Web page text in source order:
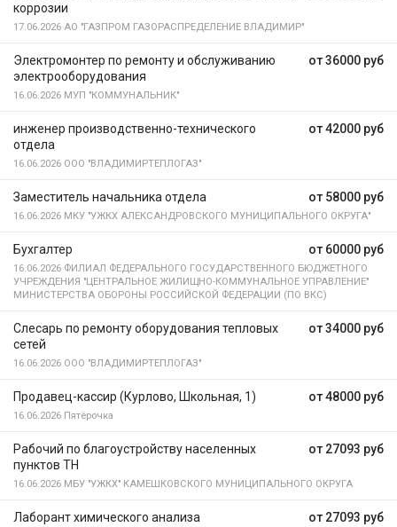
коррозии
17.06.2026 АО "ГАЗПРОМ ГАЗОРАСПРЕДЕЛЕНИЕ ВЛАДИМИР"
от 36000 руб
Электромонтер по ремонту и обслуживанию
электрооборудования
16.06.2026 МУП "КОММУНАЛЬНИК"
от 42000 руб
инженер производственно-технического
отдела
16.06.2026 ООО "ВЛАДИМИРТЕПЛОГАЗ"
от 58000 руб
Заместитель начальника отдела
16.06.2026 МКУ "УЖКХ АЛЕКСАНДРОВСКОГО МУНИЦИПАЛЬНОГО ОКРУГА"
от 60000 руб
Бухгалтер
16.06.2026 ФИЛИАЛ ФЕДЕРАЛЬНОГО ГОСУДАРСТВЕННОГО БЮДЖЕТНОГО
УЧРЕЖДЕНИЯ "ЦЕНТРАЛЬНОЕ ЖИЛИЩНО-КОММУНАЛЬНОЕ УПРАВЛЕНИЕ"
МИНИСТЕРСТВА ОБОРОНЫ РОССИЙСКОЙ ФЕДЕРАЦИИ (ПО ВКС)
от 34000 руб
Слесарь по ремонту оборудования тепловых
сетей
16.06.2026 ООО "ВЛАДИМИРТЕПЛОГАЗ"
от 48000 руб
Продавец-кассир (Курлово, Школьная, 1)
16.06.2026 Пятёрочка
от 27093 руб
Рабочий по благоустройству населенных
пунктов ТН
16.06.2026 МБУ "УЖКХ" КАМЕШКОВСКОГО МУНИЦИПАЛЬНОГО ОКРУГА
от 27093 руб
Лаборант химического анализа